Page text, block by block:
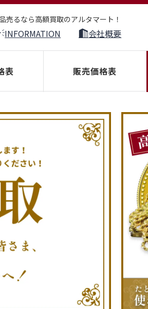
売るなら高額買取のアルタマート！
INFORMATION 会社概要
表 販売価格表